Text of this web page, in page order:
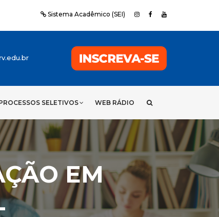
Sistema Acadêmico (SEI)
SELETIVOS WEB RÁDIO
EM